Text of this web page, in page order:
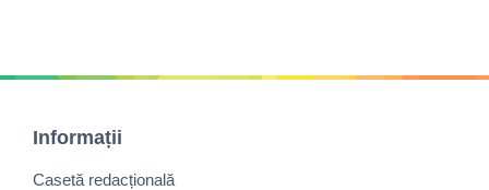
Informații
Casetă redacțională